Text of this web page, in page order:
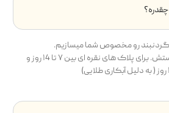
گردنبند رو مخصوص شما میسازیم.
زمان ارسال برامون زمان بر هستش. برای پلاک های نقره ای بین ۷ تا ۱4 روز و